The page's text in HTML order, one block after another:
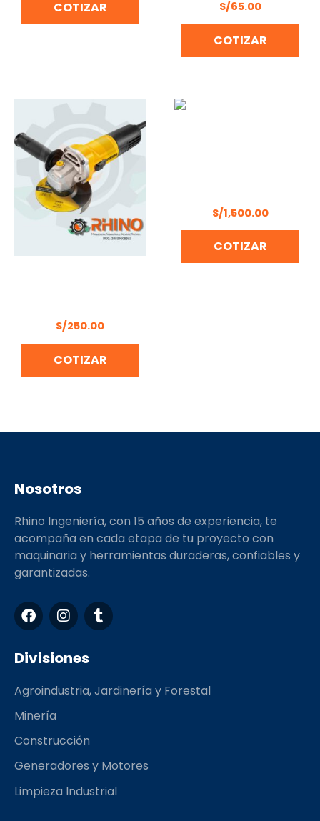
COTIZAR S/65.00
COTIZAR
S/250.00
COTIZAR
S/1,500.00
COTIZAR
Nosotros
Rhino Ingeniería, con 15 años de experiencia, te
acompaña en cada etapa de tu proyecto con
maquinaria y herramientas duraderas, confiables y
garantizadas.
F
a
c
e
b
o
k
I
n
s
t
a
r
T
u
m
Divisiones
Agroindustria, Jardinería y Forestal
Minería
Construcción
Generadores y Motores
Limpieza Industrial